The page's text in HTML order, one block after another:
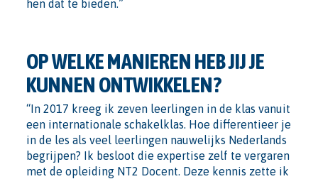
hen dat te bieden.”
OP WELKE MANIEREN HEB JIJ JE
KUNNEN ONTWIKKELEN?
“In 2017 kreeg ik zeven leerlingen in de klas vanuit
een internationale schakelklas. Hoe differentieer je
in de les als veel leerlingen nauwelijks Nederlands
begrijpen? Ik besloot die expertise zelf te vergaren
met de opleiding NT2 Docent. Deze kennis zette ik